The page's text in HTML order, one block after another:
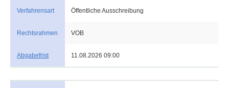
Verfahrensart Öffentliche Ausschreibung
Rechtsrahmen VOB
Abgabefrist 11.08.2026 09:00